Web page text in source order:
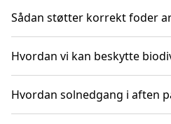
Sådan støtter korrekt foder
Hvordan vi kan beskytte
Hvordan solnedgang i aften